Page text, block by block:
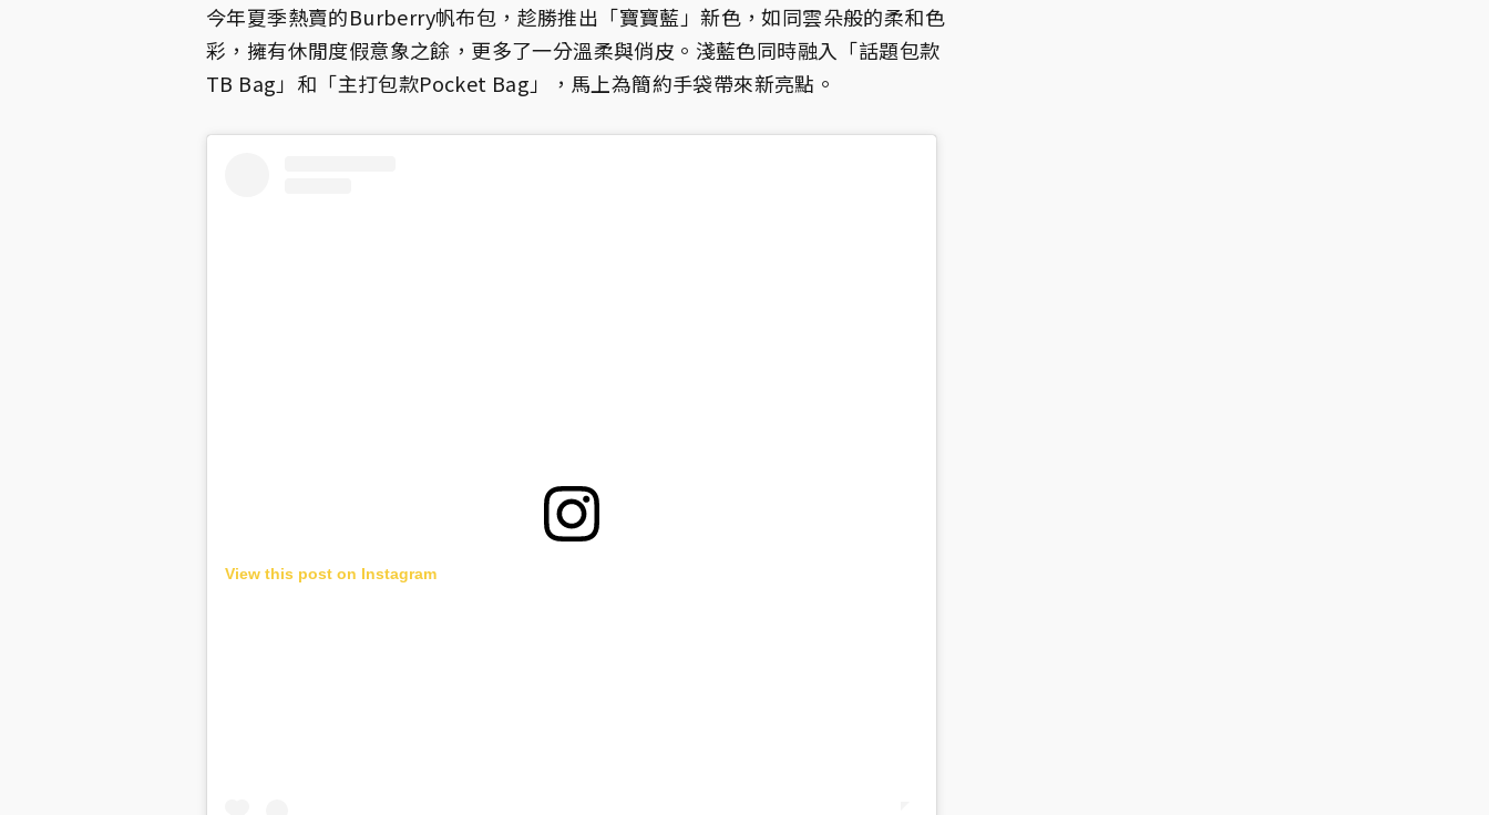
今年夏季熱賣的Burberry帆布包，趁勝推出「寶寶藍」新色，如同雲朵般的柔和色
彩，擁有休閒度假意象之餘，更多了一分溫柔與俏皮。淺藍色同時融入「話題包款
TB Bag」和「主打包款Pocket Bag」，馬上為簡約手袋帶來新亮點。
View this post on Instagram